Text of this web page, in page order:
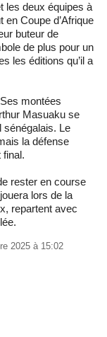
les deux équipes à
Coupe d’Afrique
buteur de
de plus pour un
les éditions qu’il a
montées
Masuaku se
sénégalais. Le
la défense
final.
rester en course
lors de la
repartent avec
2025 à 15:02